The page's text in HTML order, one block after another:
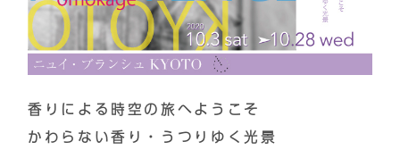
香りによる時空の旅へようこそ
かわらない香り・うつりゆく光景